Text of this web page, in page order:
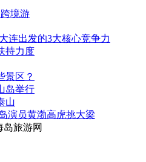
境游
连出发的3大核心竞争力
持力度
景区？
岛举行
山
演员黄渤高虎挑大梁
岛旅游网